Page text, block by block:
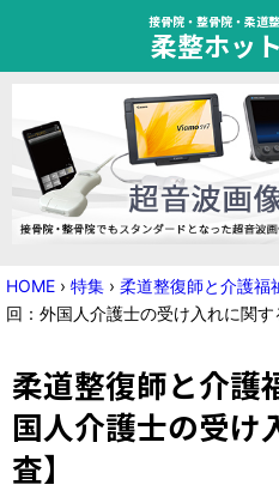
接骨院・整骨院・柔道
柔整ホッ
HOME
トピック
ニュース
国家試験対策
学会・セミナー情報
HOME › 特集 › 柔道整復師と介護福
回：外国人介護士の受け入れに関す
柔道整復師と介護
国人介護士の受け
査】